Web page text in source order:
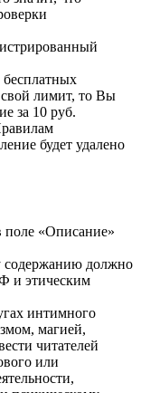
лимит, то Вы
за 10 руб.
будет удалено
поле «Описание»
содержанию должно
и этическим
интимного
магией,
читателей
или